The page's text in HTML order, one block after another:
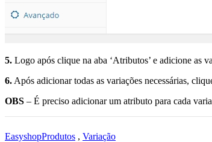
5. Logo após clique na aba ‘Atributos’ e adicione as
6. Após adicionar todas as variações necessárias,
OBS – É preciso adicionar um atributo para cada
EasyshopProdutos , Variação